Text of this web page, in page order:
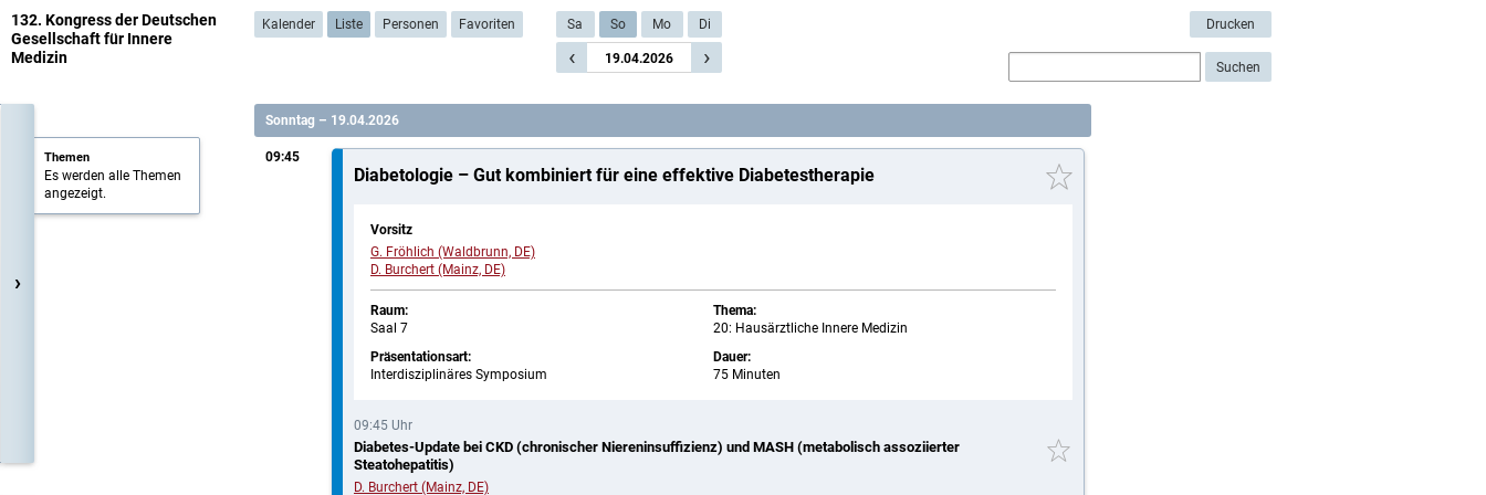
132. Kongress der Deutschen
Gesellschaft für Innere
Medizin
Kalender Liste Personen Favoriten Sa So Mo Di
‹ 19.04.2026 ›
Drucken
›
Themen
Es werden alle Themen
angezeigt.
Sonntag – 19.04.2026
09:45
Diabetologie – Gut kombiniert für eine effektive Diabetestherapie
Vorsitz
G. Fröhlich (Waldbrunn, DE)
D. Burchert (Mainz, DE)
Raum:
Saal 7
Thema:
20: Hausärztliche Innere Medizin
Präsentationsart:
Interdisziplinäres Symposium
Dauer:
75 Minuten
09:45 Uhr
Diabetes-Update bei CKD (chronischer Niereninsuffizienz) und MASH (metabolisch assoziierter
Steatohepatitis)
D. Burchert (Mainz, DE)